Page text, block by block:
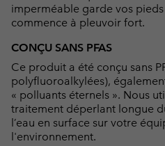
imperméable garde vos pieds
commence à pleuvoir fort.
CONÇU SANS PFAS
Ce produit a été conçu sans
polyfluoroalkylées),
« polluants éternels ». Nous
traitement déperlant longue
l’eau en surface sur votre
l'environnement.